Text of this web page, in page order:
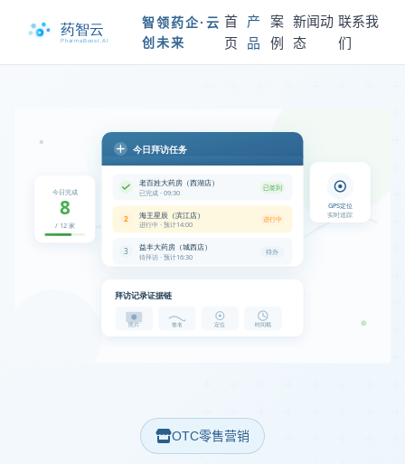
智领药企·云
创未来
首
页
产
品
案
例
新闻动
态
联系我
们
OTC零售营销